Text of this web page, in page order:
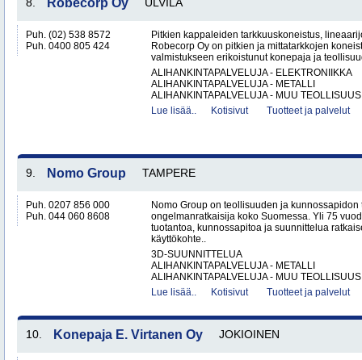
Robecorp Oy
Puh. (02) 538 8572
Puh. 0400 805 424
Pitkien kappaleiden tarkkuuskoneistus,
Robecorp Oy on pitkien ja mittatarkkojen
valmistukseen erikoistunut konepaja ja
ALIHANKINTAPALVELUJA - ELEKTRONIIKKA
ALIHANKINTAPALVELUJA - METALLI
ALIHANKINTAPALVELUJA - MUU
Lue lisää..
Kotisivut Tuotteet ja palvelut
9. Nomo Group TAMPERE
Puh. 0207 856 000
Puh. 044 060 8608
Nomo Group on teollisuuden ja kunnossapidon
ongelmanratkaisija koko Suomessa. Yli 75
tuotantoa, kunnossapitoa ja suunnittelua
käyttökohte..
3D-SUUNNITTELUA
ALIHANKINTAPALVELUJA - METALLI
ALIHANKINTAPALVELUJA - MUU
Lue lisää..
Kotisivut Tuotteet ja palvelut
10. Konepaja E. Virtanen Oy JOKIOINEN